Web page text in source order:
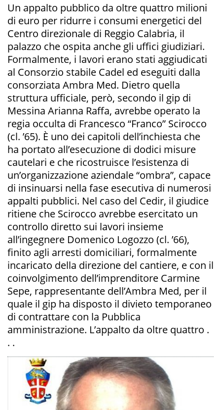
Un appalto pubblico da oltre quattro milioni
di euro per ridurre i consumi energetici del
Centro direzionale di Reggio Calabria, il
palazzo che ospita anche gli uffici giudiziari.
Formalmente, i lavori erano stati aggiudicati
al Consorzio stabile Cadel ed eseguiti dalla
consorziata Ambra Med. Dietro quella
struttura ufficiale, però, secondo il gip di
Messina Arianna Raffa, avrebbe operato la
regia occulta di Francesco “Franco” Scirocco
(cl. ’65). È uno dei capitoli dell’inchiesta che
ha portato all’esecuzione di dodici misure
cautelari e che ricostruisce l’esistenza di
un’organizzazione aziendale “ombra”, capace
di insinuarsi nella fase esecutiva di numerosi
appalti pubblici. Nel caso del Cedir, il giudice
ritiene che Scirocco avrebbe esercitato un
controllo diretto sui lavori insieme
all’ingegnere Domenico Logozzo (cl. ’66),
finito agli arresti domiciliari, formalmente
incaricato della direzione del cantiere, e con il
coinvolgimento dell’imprenditore Carmine
Sepe, rappresentante dell’Ambra Med, per il
quale il gip ha disposto il divieto temporaneo
di contrattare con la Pubblica
amministrazione. L’appalto da oltre quattro .
. .